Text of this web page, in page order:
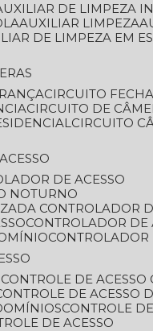
AUXILIAR DE LIMPEZA
AUXILIAR LIMPEZA
DE LIMPEZA EM
CIRCUITO
CIRCUITO DE
CIRCUITO
DE ACESSO
NOTURNO
CONTROLADOR
CONTROLADOR
CONTROLE DE
CONTROLE DE ACESSO
CONTROLE
DE ACESSO